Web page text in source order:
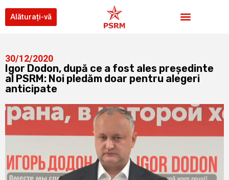
Alăturați-vă
30/12/2020
Igor Dodon, după ce a fost ales președinte
al PSRM: Noi pledăm doar pentru alegeri
anticipate